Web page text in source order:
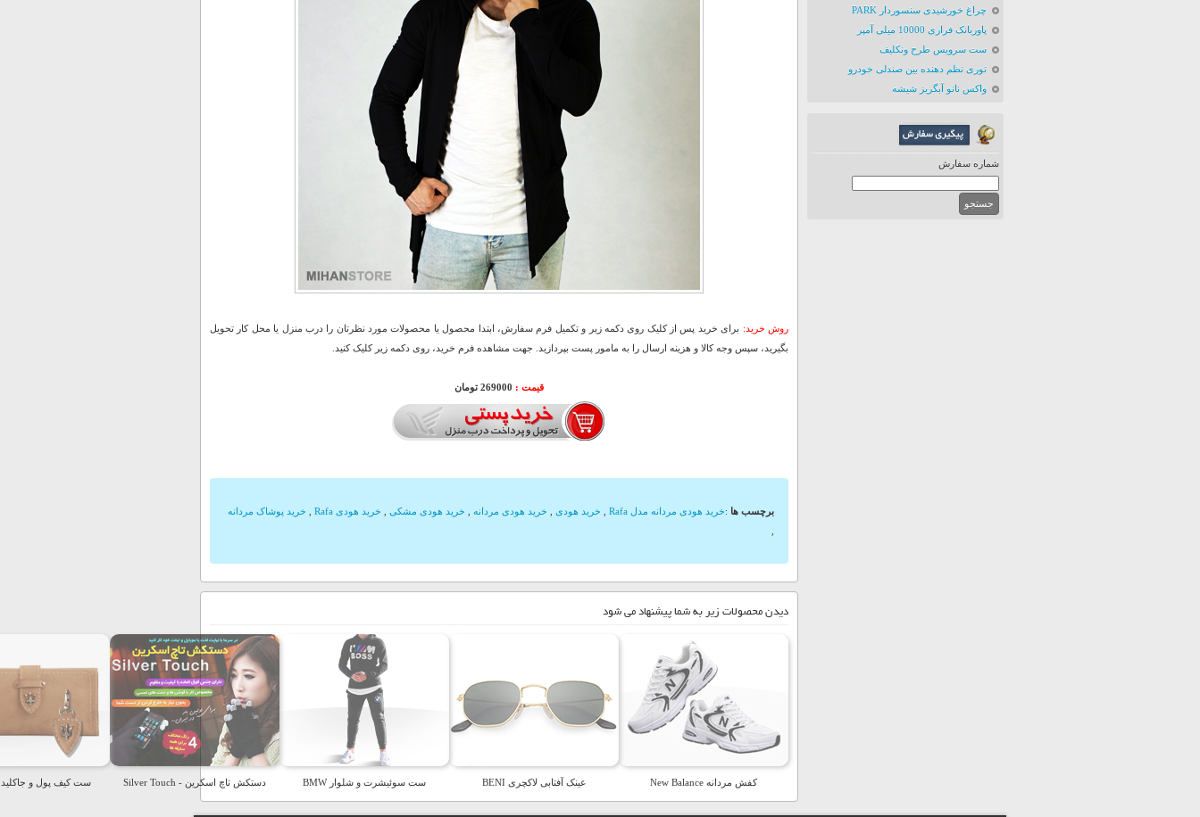
چراغ خورشیدی سنسوردار PARK
پاوربانک فراری 10000 میلی آمپر
ست سرویس طرح ونکلیف
توری نظم دهنده بین صندلی خودرو
واکس نانو آبگریز شیشه
شماره سفارش
روش خرید: برای خرید پس از کلیک روی دکمه زیر و تکمیل فرم سفارش، ابتدا محصول یا محصولات مورد نظرتان را درب منزل یا محل کار تحویل
بگیرید، سپس وجه کالا و هزینه ارسال را به مامور پست بپردازید. جهت مشاهده فرم خرید، روی دکمه زیر کلیک کنید.
قیمت : 269000 تومان
برچسب ها :خرید هودی مردانه مدل Rafa خرید هودی خرید هودی مردانه خرید هودی مشکی خرید هودی Rafa
خرید پوشاک مردانه
دیدن محصولات زیر به شما پیشنهاد می شود
کفش مردانه New Balance عینک آفتابی لاکچری BENI ست سوئیشرت و شلوار BMW دستکش تاچ اسکرین - Silver Touch ست کیف پول و